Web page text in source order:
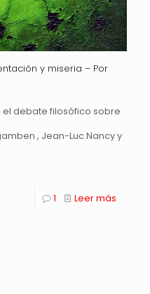
y miseria – Por
debate filosófico sobre
, Jean-Luc Nancy y
1 Leer más